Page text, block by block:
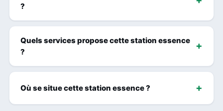
?
Quels services propose cette station essence
?
Où se situe cette station essence ?